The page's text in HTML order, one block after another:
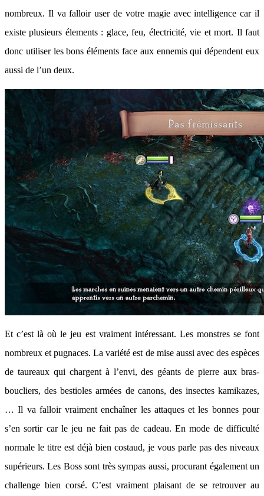
nombreux. Il va falloir user de votre magie avec intelligence car il
existe plusieurs élements : glace, feu, électricité, vie et mort. Il faut
donc utiliser les bons éléments face aux ennemis qui dépendent eux
aussi de l’un deux.
Et c’est là où le jeu est vraiment intéressant. Les monstres se font
nombreux et pugnaces. La variété est de mise aussi avec des espèces
de taureaux qui chargent à l’envi, des géants de pierre aux bras-
boucliers, des bestioles armées de canons, des insectes kamikazes,
… Il va falloir vraiment enchaîner les attaques et les bonnes pour
s’en sortir car le jeu ne fait pas de cadeau. En mode de difficulté
normale le titre est déjà bien costaud, je vous parle pas des niveaux
supérieurs. Les Boss sont très sympas aussi, procurant également un
challenge bien corsé. C’est vraiment plaisant de se retrouver au